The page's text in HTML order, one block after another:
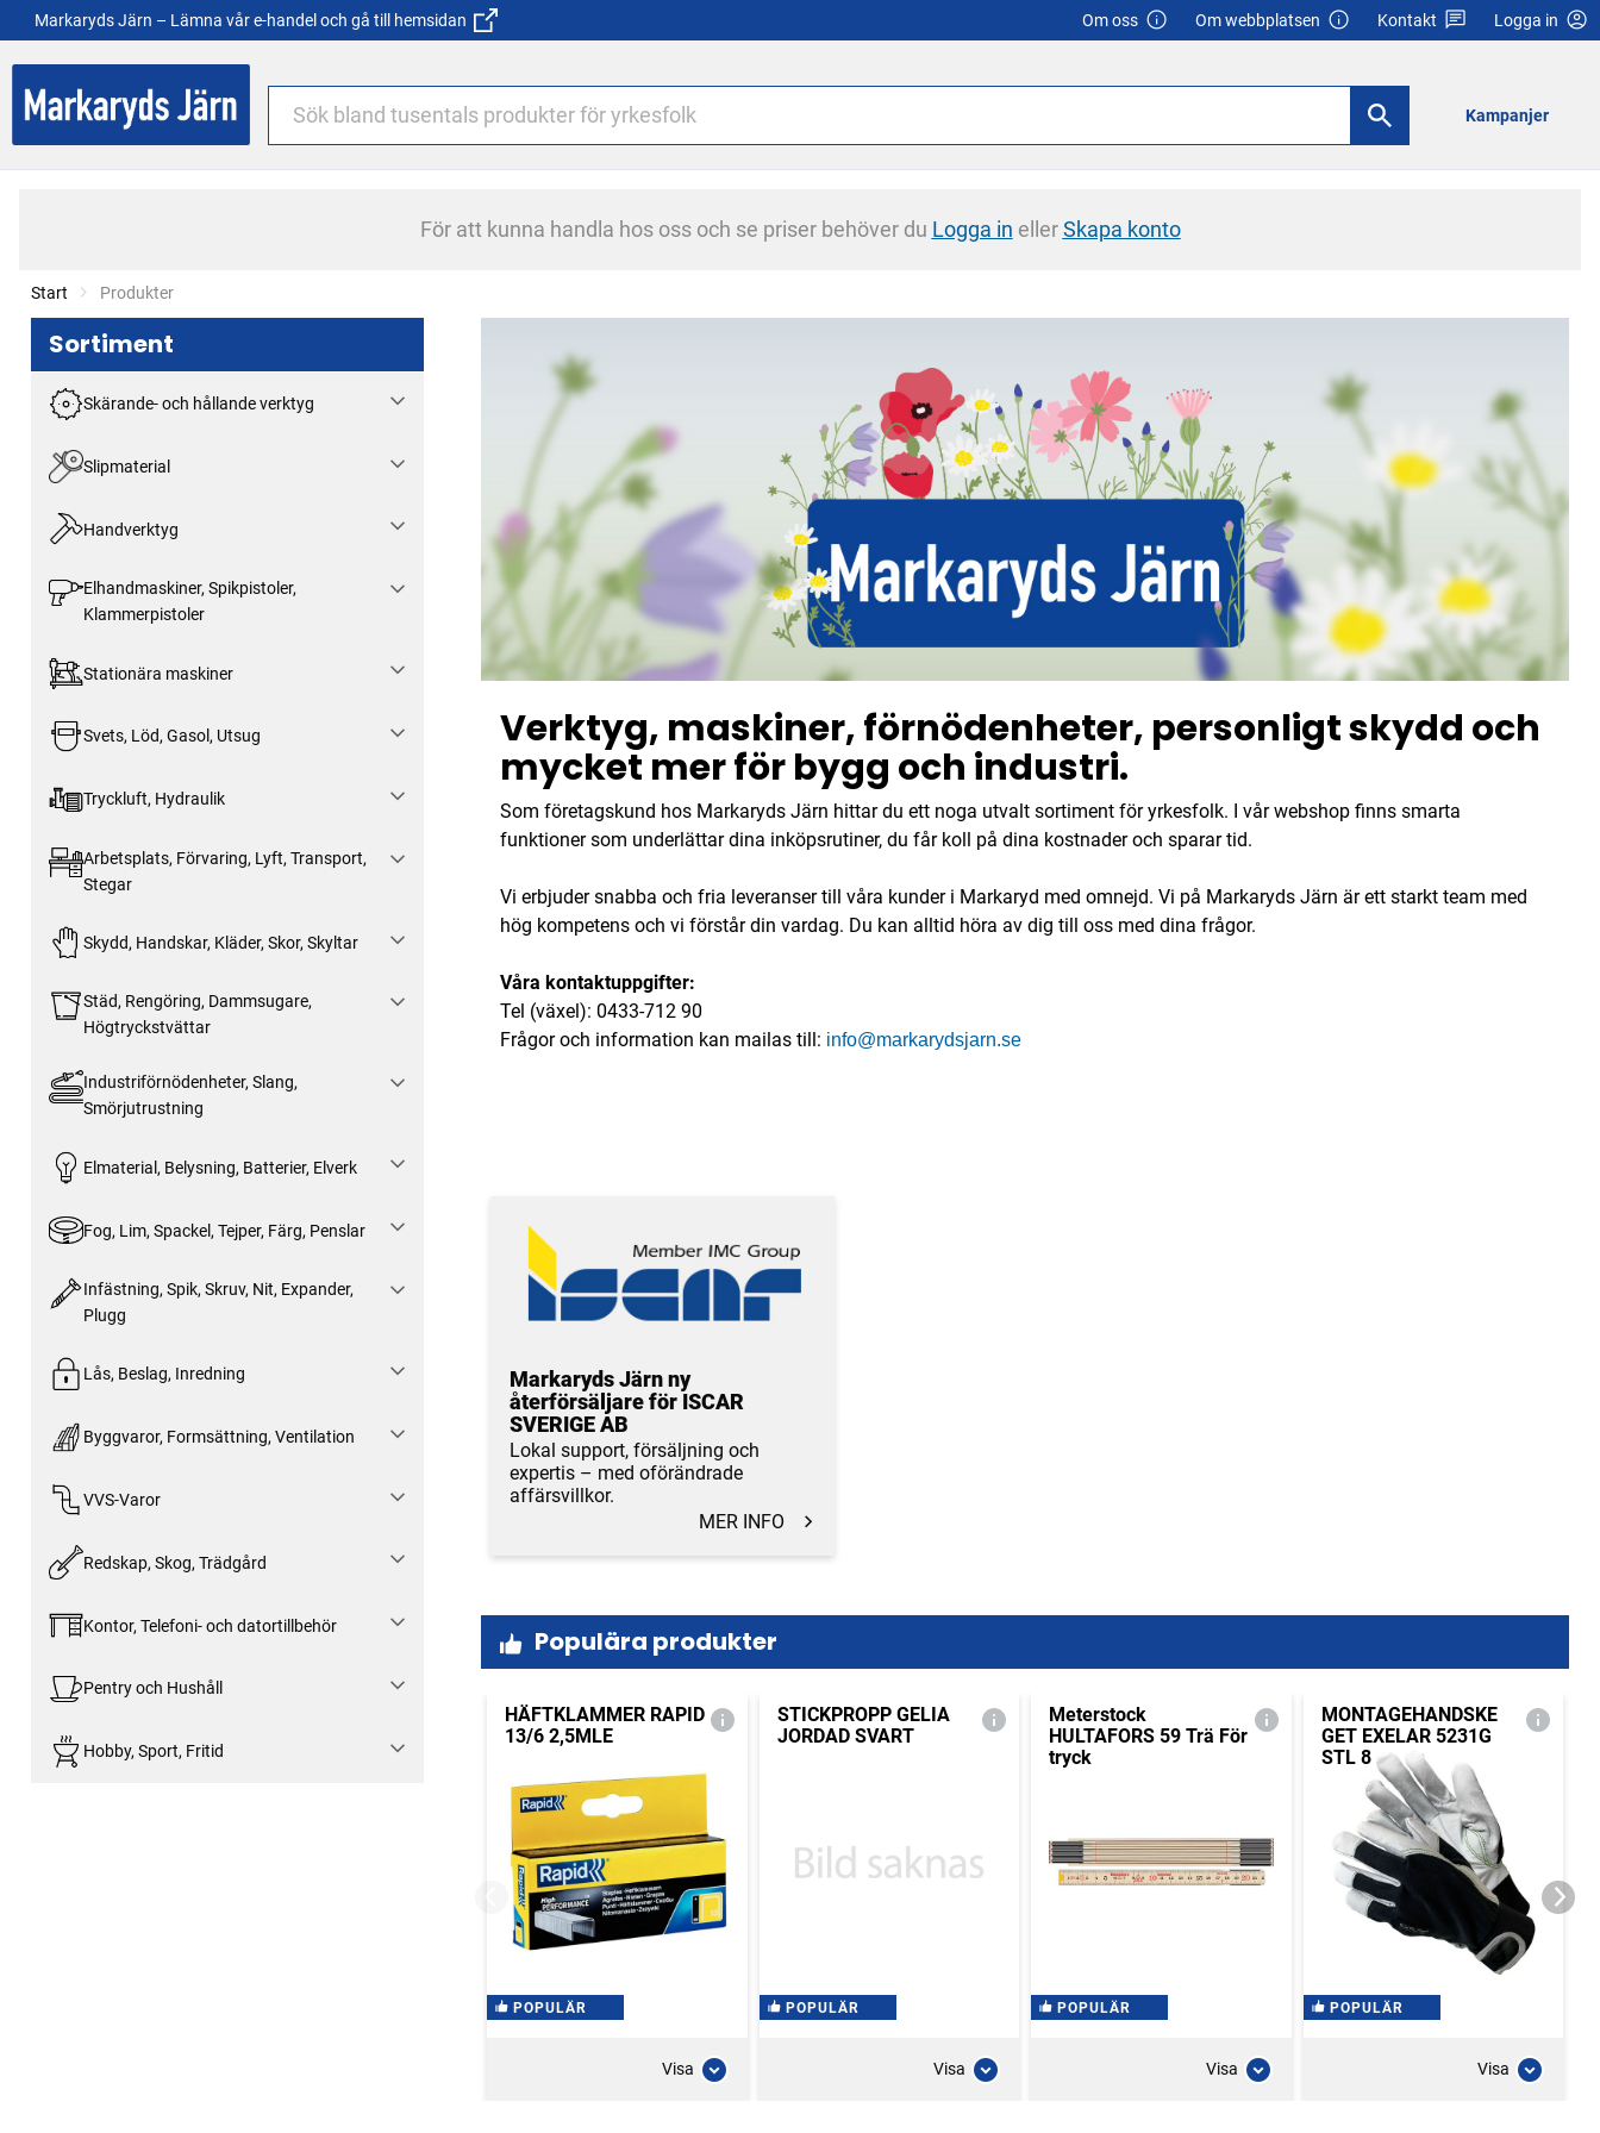
Markaryds Järn – Lämna vår e-handel och gå till hemsidan Om oss Om webbplatsen Kontakt Logga in
Kampanjer
För att kunna handla hos oss och se priser behöver du Logga in ellerSkapa konto
Start Current:
Produkter
Sortiment
Skärande- och hållande verktyg
Slipmaterial
Handverktyg
Elhandmaskiner, Spikpistoler,
Klammerpistoler
Stationära maskiner
Svets, Löd, Gasol, Utsug
Tryckluft, Hydraulik
Arbetsplats, Förvaring, Lyft, Transport,
Stegar
Skydd, Handskar, Kläder, Skor, Skyltar
Städ, Rengöring, Dammsugare,
Högtryckstvättar
Industriförnödenheter, Slang,
Smörjutrustning
Elmaterial, Belysning, Batterier, Elverk
Fog, Lim, Spackel, Tejper, Färg, Penslar
Infästning, Spik, Skruv, Nit, Expander,
Plugg
Lås, Beslag, Inredning
Byggvaror, Formsättning, Ventilation
VVS-Varor
Redskap, Skog, Trädgård
Kontor, Telefoni- och datortillbehör
Pentry och Hushåll
Hobby, Sport, Fritid
Verktyg, maskiner, förnödenheter, personligt skydd och
mycket mer för bygg och industri.
Som företagskund hos Markaryds Järn hittar du ett noga utvalt sortiment för yrkesfolk. I vår webshop finns smarta
funktioner som underlättar dina inköpsrutiner, du får koll på dina kostnader och sparar tid.
Vi erbjuder snabba och fria leveranser till våra kunder i Markaryd med omnejd. Vi på Markaryds Järn är ett starkt team med
hög kompetens och vi förstår din vardag. Du kan alltid höra av dig till oss med dina frågor.
Våra kontaktuppgifter:
Tel (växel): 0433-712 90
Frågor och information kan mailas till: info@markarydsjarn.se
Markaryds Järn ny
återförsäljare för ISCAR
SVERIGE AB
Lokal support, försäljning och
expertis – med oförändrade
affärsvillkor.
MER INFO
Populära produkter
HÄFTKLAMMER RAPID
13/6 2,5MLE
POPULÄR
Visa
STICKPROPP GELIA
JORDAD SVART
POPULÄR
Visa
Meterstock
HULTAFORS 59 Trä För
tryck
POPULÄR
Visa
MONTAGEHANDSKE
GET EXELAR 5231G
STL 8
POPULÄR
Visa